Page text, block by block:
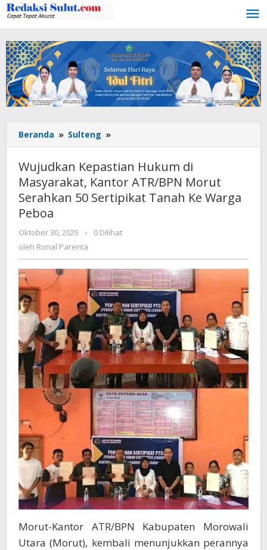
Lewati
ke
konten
Beranda » Sulteng »
Kepastian
di
Masyarakat,
Kantor
Serahkan
Sertipikat
Tanah
Ke
Warga
Peboa
Wujudkan Kepastian Hukum di
Masyarakat, Kantor ATR/BPN Morut
Serahkan 50 Sertipikat Tanah Ke Warga
Peboa
Oktober 30, 2025
oleh
Ronal
-
0 Dilihat
oleh Ronal Parenta
Morut-Kantor ATR/BPN Kabupaten Morowali
Utara (Morut), kembali menunjukkan perannya